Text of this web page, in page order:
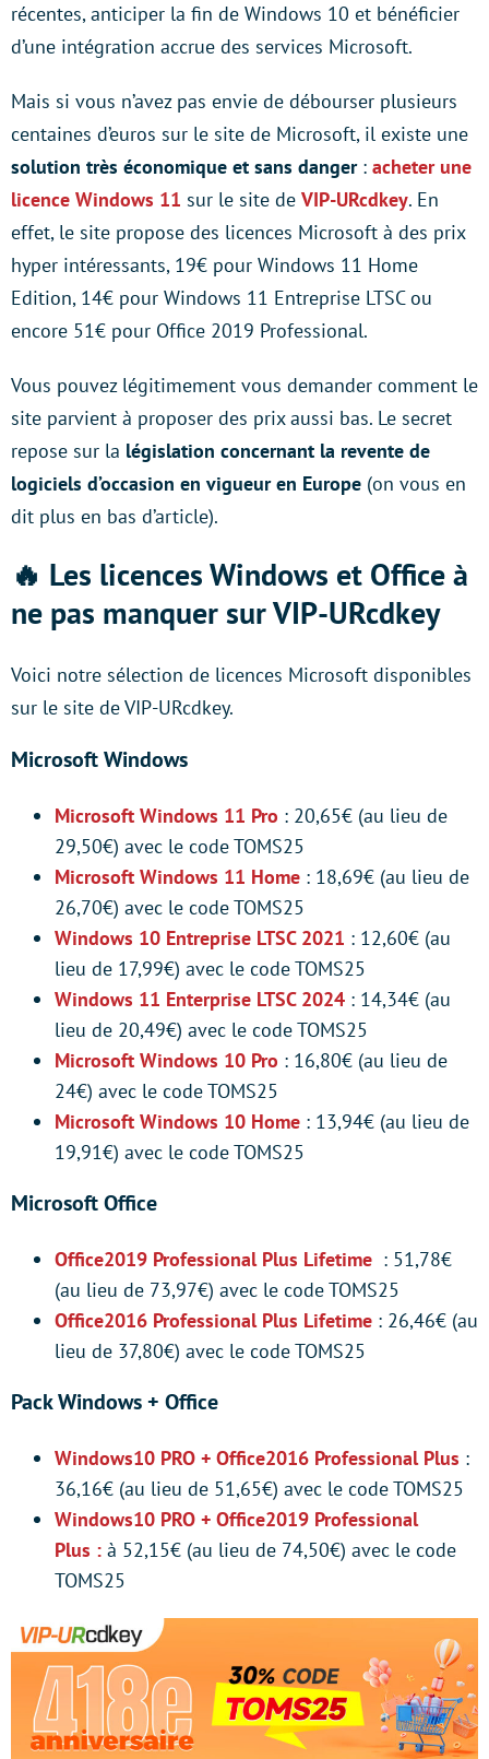
récentes, anticiper la fin de Windows 10 et bénéficier
d’une intégration accrue des services Microsoft.
Mais si vous n’avez pas envie de débourser plusieurs
centaines d’euros sur le site de Microsoft, il existe une
solution très économique et sans danger: acheter une
licence Windows 11 sur le site de VIP-URcdkey. En
effet, le site propose des licences Microsoft à des prix
hyper intéressants, 19€ pour Windows 11 Home
Edition, 14€ pour Windows 11 Entreprise LTSC ou
encore 51€ pour Office 2019 Professional.
Vous pouvez légitimement vous demander comment le
site parvient à proposer des prix aussi bas. Le secret
repose sur la législation concernant la revente de
logiciels d’occasion en vigueur en Europe (on vous en
dit plus en bas d’article).
🔥 Les licences Windows et Office à
ne pas manquer sur VIP-URcdkey
Voici notre sélection de licences Microsoft disponibles
sur le site de VIP-URcdkey.
Microsoft Windows
Microsoft Windows 11 Pro : 20,65€ (au lieu de
29,50€) avec le code TOMS25
Microsoft Windows 11 Home : 18,69€ (au lieu de
26,70€) avec le code TOMS25
Windows 10 Entreprise LTSC 2021 : 12,60€ (au
lieu de 17,99€) avec le code TOMS25
Windows 11 Enterprise LTSC 2024 : 14,34€ (au
lieu de 20,49€) avec le code TOMS25
Microsoft Windows 10 Pro : 16,80€ (au lieu de
24€) avec le code TOMS25
Microsoft Windows 10 Home : 13,94€ (au lieu de
19,91€) avec le code TOMS25
Microsoft Office
Office2019 Professional Plus Lifetime : 51,78€
(au lieu de 73,97€) avec le code TOMS25
Office2016 Professional Plus Lifetime : 26,46€ (au
lieu de 37,80€) avec le code TOMS25
Pack Windows + Office
Windows10 PRO + Office2016 Professional Plus :
36,16€ (au lieu de 51,65€) avec le code TOMS25
Windows10 PRO + Office2019 Professional
Plus : à 52,15€ (au lieu de 74,50€) avec le code
TOMS25